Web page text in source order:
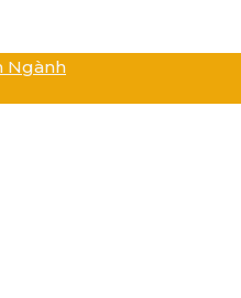
Ngành